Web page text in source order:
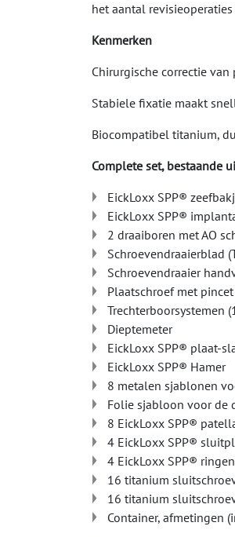
het aantal
Kenmerken
Chirurgische correctie
Stabiele fixatie maakt
Biocompatibel titanium,
Complete set, bestaande
EickLoxx SPP®
EickLoxx SPP®
2 draaiboren met AO
Schroevendraaierblad
Schroevendraaier
Plaatschroef met pincet
Trechterboorsystemen
Dieptemeter
EickLoxx SPP® plaat-
EickLoxx SPP® Hamer
8 metalen sjablonen
Folie sjabloon voor de
8 EickLoxx SPP®
4 EickLoxx SPP®
4 EickLoxx SPP®
16 titanium
16 titanium
Container, afmetingen